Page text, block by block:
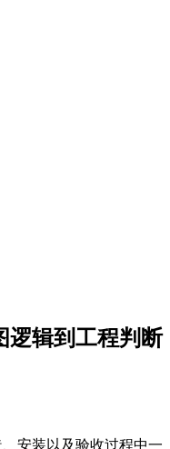
逻辑到工程判断
安装以及验收过程中一